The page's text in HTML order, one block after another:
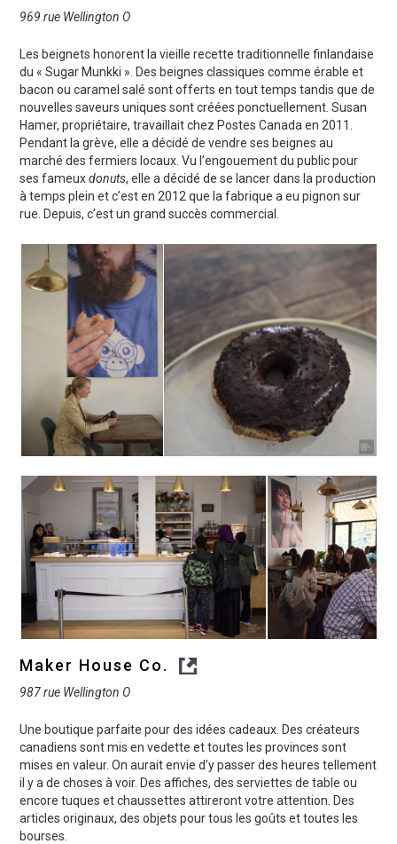
969 rue Wellington O
Les beignets honorent la vieille recette traditionnelle finlandaise
du « Sugar Munkki ». Des beignes classiques comme érable et
bacon ou caramel salé sont offerts en tout temps tandis que de
nouvelles saveurs uniques sont créées ponctuellement. Susan
Hamer, propriétaire, travaillait chez Postes Canada en 2011.
Pendant la grève, elle a décidé de vendre ses beignes au
marché des fermiers locaux. Vu l’engouement du public pour
ses fameuxdonuts, elle a décidé de se lancer dans la production
à temps plein et c’est en 2012 que la fabrique a eu pignon sur
rue. Depuis, c’est un grand succès commercial.
Maker House Co.
987 rue Wellington O
Une boutique parfaite pour des idées cadeaux. Des créateurs
canadiens sont mis en vedette et toutes les provinces sont
mises en valeur. On aurait envie d’y passer des heures tellement
il y a de choses à voir. Des affiches, des serviettes de table ou
encore tuques et chaussettes attireront votre attention. Des
articles originaux, des objets pour tous les goûts et toutes les
bourses.